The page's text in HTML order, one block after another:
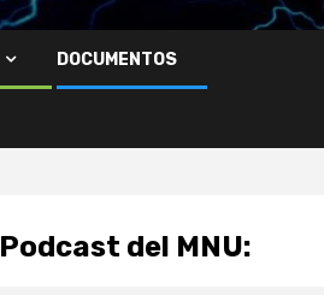
DOCUMENTOS
Podcast del MNU: